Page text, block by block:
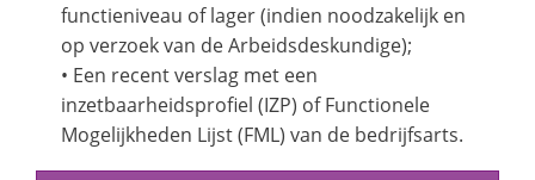
functieniveau of lager (indien noodzakelijk en
op verzoek van de Arbeidsdeskundige);
• Een recent verslag met een
inzetbaarheidsprofiel (IZP) of Functionele
Mogelijkheden Lijst (FML) van de bedrijfsarts.